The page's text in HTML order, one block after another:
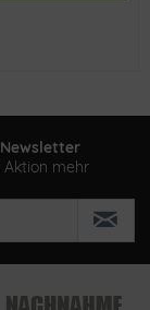
Aktion mehr